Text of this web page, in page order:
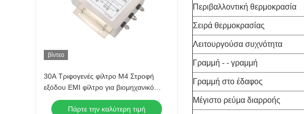
βίντεο
30A Τριφογενές φίλτρο M4 Στροφή
εξόδου EMI φίλτρο για βιομηχανικό
εξοπλισμό υψηλής ισχύος
Πάρτε την καλύτερη τιμή
Περιβαλλοντική θερμοκρασία
Σειρά θερμοκρασίας
Λειτουργούσα συχνότητα
Γραμμή - - γραμμή
Γραμμή στο έδαφος
Μέγιστο ρεύμα διαρροής